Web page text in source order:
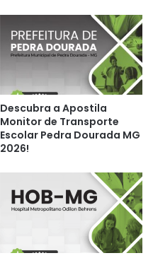
Descubra a Apostila
Monitor de Transporte
Escolar Pedra Dourada MG
2026!